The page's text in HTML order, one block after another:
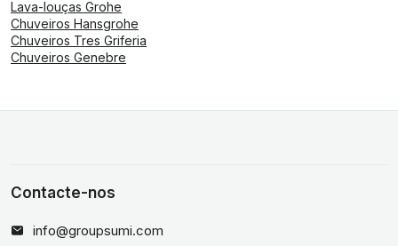
Lava-louças Grohe
Chuveiros Hansgrohe
Chuveiros Tres Griferia
Chuveiros Genebre
Contacte-nos
info@groupsumi.com